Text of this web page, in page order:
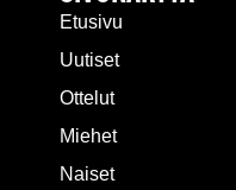
Etusivu
Uutiset
Ottelut
Miehet
Naiset